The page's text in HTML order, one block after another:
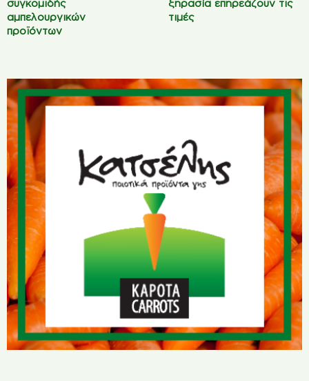
συγκομιδής
αμπελουργικών
προϊόντων
ξηρασία επηρεάζουν τις
τιμές